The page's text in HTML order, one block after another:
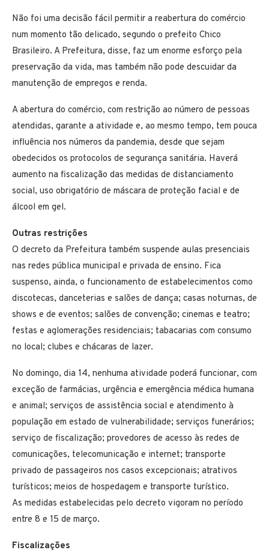
Não foi uma decisão fácil permitir a reabertura do comércio
num momento tão delicado, segundo o prefeito Chico
Brasileiro. A Prefeitura, disse, faz um enorme esforço pela
preservação da vida, mas também não pode descuidar da
manutenção de empregos e renda.
A abertura do comércio, com restrição ao número de pessoas
atendidas, garante a atividade e, ao mesmo tempo, tem pouca
influência nos números da pandemia, desde que sejam
obedecidos os protocolos de segurança sanitária. Haverá
aumento na fiscalização das medidas de distanciamento
social, uso obrigatório de máscara de proteção facial e de
álcool em gel.
Outras restrições
O decreto da Prefeitura também suspende aulas presenciais
nas redes pública municipal e privada de ensino. Fica
suspenso, ainda, o funcionamento de estabelecimentos como
discotecas, danceterias e salões de dança; casas noturnas, de
shows e de eventos; salões de convenção; cinemas e teatro;
festas e aglomerações residenciais; tabacarias com consumo
no local; clubes e chácaras de lazer.
No domingo, dia 14, nenhuma atividade poderá funcionar, com
exceção de farmácias, urgência e emergência médica humana
e animal; serviços de assistência social e atendimento à
população em estado de vulnerabilidade; serviços funerários;
serviço de fiscalização; provedores de acesso às redes de
comunicações, telecomunicação e internet; transporte
privado de passageiros nos casos excepcionais; atrativos
turísticos; meios de hospedagem e transporte turístico.
As medidas estabelecidas pelo decreto vigoram no período
entre 8 e 15 de março.
Fiscalizações